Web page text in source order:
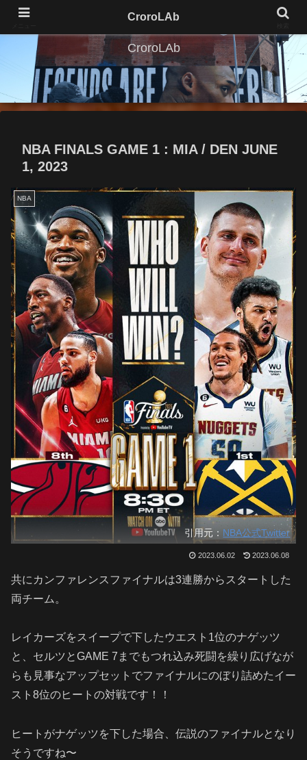
CroroLAb
NBA FINALS GAME 1 : MIA / DEN JUNE
1, 2023
NBA
引用元： NBA公式Twitter
2023.06.02 2023.06.08
共にカンファレンスファイナルは3連勝からスタートした
両チーム。
レイカーズをスイープで下したウエスト1位のナゲッツ
と、セルツとGAME 7までもつれ込み死闘を繰り広げなが
らも見事なアップセットでファイナルにのぼり詰めたイー
スト8位のヒートの対戦です！！
ヒートがナゲッツを下した場合、伝説のファイナルとなり
そうですね〜
CroroLAb